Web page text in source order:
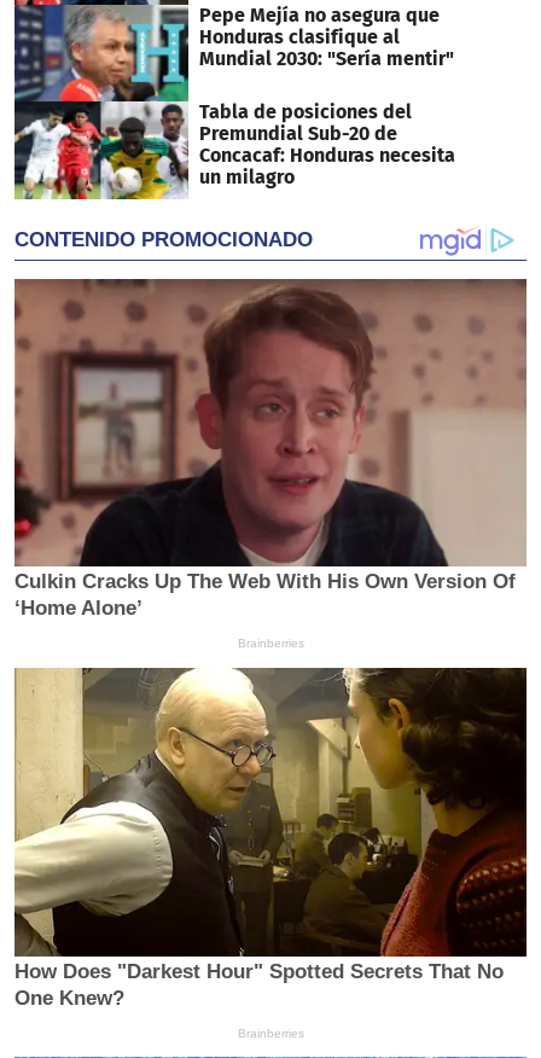
Pepe Mejía no asegura que
Honduras clasifique al
Mundial 2030: "Sería mentir"
Tabla de posiciones del
Premundial Sub-20 de
Concacaf: Honduras necesita
un milagro